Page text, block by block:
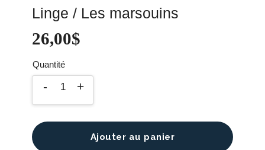
Linge / Les marsouins
26,00$
Ajouter au panier